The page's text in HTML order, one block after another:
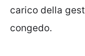
carico della
congedo.